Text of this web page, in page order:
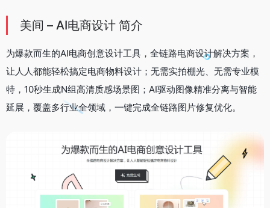
美间 – AI电商设计 简介
为爆款而生的AI电商创意设计工具，全链路电商设计解决方案，
让人人都能轻松搞定电商物料设计；无需实拍棚光、无需专业模
特，10秒生成N组高清质感场景图；AI驱动图像精准分离与智能
延展，覆盖多行业全领域，一键完成全链路图片修复优化。